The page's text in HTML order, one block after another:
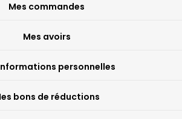
Mes commandes
Mes avoirs
personnelles
bons de réductions